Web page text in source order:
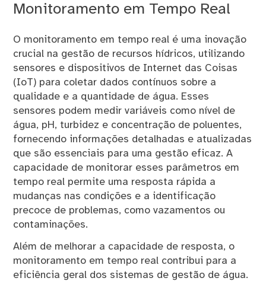
Monitoramento em Tempo Real
O monitoramento em tempo real é uma inovação
crucial na gestão de recursos hídricos, utilizando
sensores e dispositivos de Internet das Coisas
(IoT) para coletar dados contínuos sobre a
qualidade e a quantidade de água. Esses
sensores podem medir variáveis como nível de
água, pH, turbidez e concentração de poluentes,
fornecendo informações detalhadas e atualizadas
que são essenciais para uma gestão eficaz. A
capacidade de monitorar esses parâmetros em
tempo real permite uma resposta rápida a
mudanças nas condições e a identificação
precoce de problemas, como vazamentos ou
contaminações.
Além de melhorar a capacidade de resposta, o
monitoramento em tempo real contribui para a
eficiência geral dos sistemas de gestão de água.